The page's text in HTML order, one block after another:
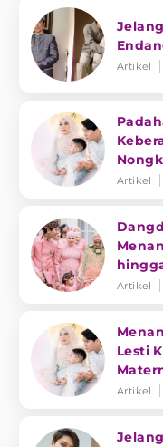
Artikel
Artikel
Artikel
Lesti
Artikel